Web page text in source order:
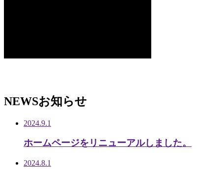
NEWSお知らせ
2024.9.1
ホームページをリニューアルしました。
2024.8.1